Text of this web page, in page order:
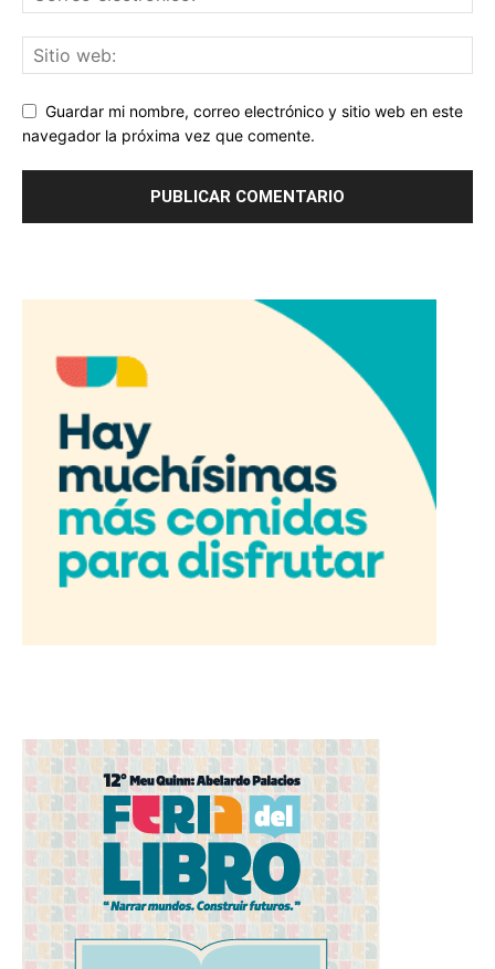
Guardar mi nombre, correo electrónico y sitio web en este
navegador la próxima vez que comente.